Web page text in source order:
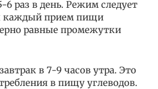
6 раз в день. Режим следует
каждый прием пищи
равные промежутки
в 7-9 часов утра. Это
в пищу углеводов.